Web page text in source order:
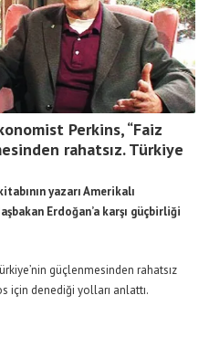
Perkins, “Faiz
rahatsız. Türkiye
yazarı Amerikalı
Erdoğan’a karşı güçbirliği
güçlenmesinden rahatsız
için denediği yolları anlattı.